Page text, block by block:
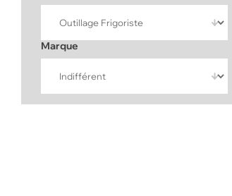
Marque